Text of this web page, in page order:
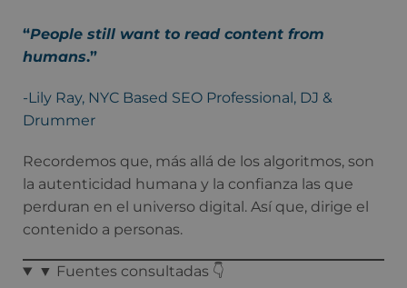
“People still want to read content from
humans.”
-Lily Ray, NYC Based SEO Professional, DJ &
Drummer
Recordemos que, más allá de los algoritmos, son
la autenticidad humana y la confianza las que
perduran en el universo digital. Así que, dirige el
contenido a personas.
▼ Fuentes consultadas 👇